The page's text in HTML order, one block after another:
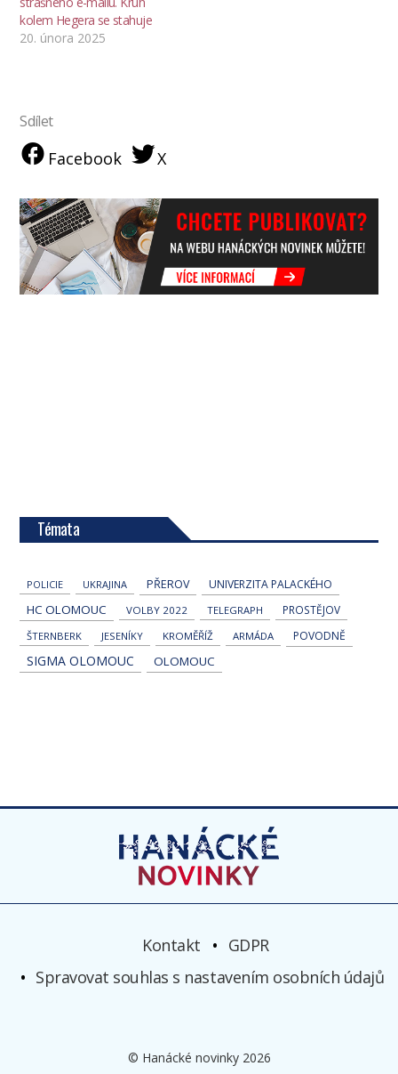
kolem Hegera se stahuje
20. února 2025
Sdílet
Facebook X
Témata
POLICIE UKRAJINA PŘEROV UNIVERZITA PALACKÉHO
HC OLOMOUC VOLBY 2022 TELEGRAPH PROSTĚJOV
ŠTERNBERK JESENÍKY KROMĚŘÍŽ ARMÁDA POVODNĚ
SIGMA OLOMOUC OLOMOUC
Kontakt
GDPR
Spravovat souhlas s nastavením osobních údajů
© Hanácké novinky 2026